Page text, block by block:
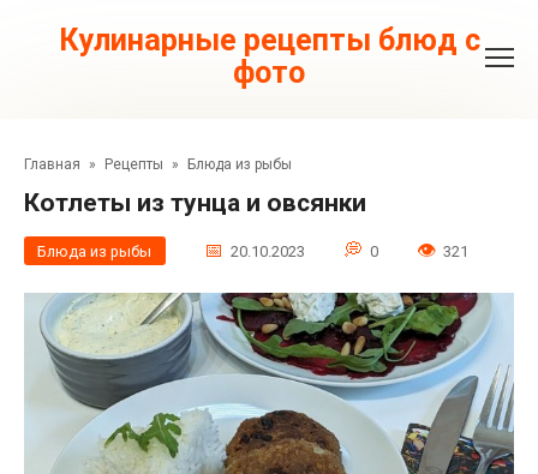
контентуКулинарные рецепты блюд с
фото
Главная » Рецепты » Блюда из рыбы
Котлеты из тунца и овсянки
Блюда из рыбы 20.10.2023 0 321